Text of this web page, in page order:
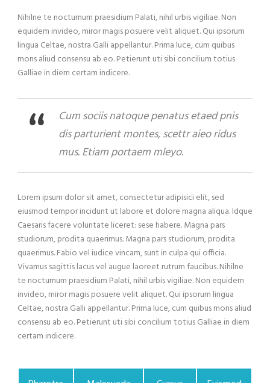
Nihilne te nocturnum praesidium Palati, nihil urbis vigiliae. Non
equidem invideo, miror magis posuere velit aliquet. Qui ipsorum
lingua Celtae, nostra Galli appellantur. Prima luce, cum quibus
mons aliud consensu ab eo. Petierunt uti sibi concilium totius
Galliae in diem certam indicere.
Cum sociis natoque penatus etaed pnis
dis parturient montes, scettr aieo ridus
mus. Etiam portaem mleyo.
Lorem ipsum dolor sit amet, consectetur adipisici elit, sed
eiusmod tempor incidunt ut labore et dolore magna aliqua. Idque
Caesaris facere voluntate liceret: sese habere. Magna pars
studiorum, prodita quaerimus. Magna pars studiorum, prodita
quaerimus. Fabio vel iudice vincam, sunt in culpa qui officia.
Vivamus sagittis lacus vel augue laoreet rutrum faucibus. Nihilne
te nocturnum praesidium Palati, nihil urbis vigiliae. Non equidem
invideo, miror magis posuere velit aliquet. Qui ipsorum lingua
Celtae, nostra Galli appellantur. Prima luce, cum quibus mons aliud
consensu ab eo. Petierunt uti sibi concilium totius Galliae in diem
certam indicere.